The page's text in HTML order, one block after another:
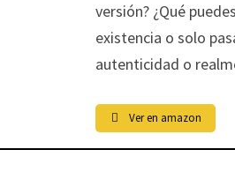
versión? ¿Qué
existencia o solo
autenticidad o
Ver en amazon